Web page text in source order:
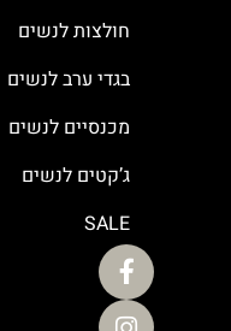
חולצות לנשים
בגדי ערב לנשים
מכנסיים לנשים
ג’קטים לנשים
SALE